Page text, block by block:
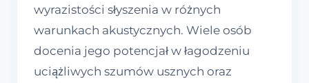
wyrazistości słyszenia w różnych
warunkach akustycznych. Wiele osób
docenia jego potencjał w łagodzeniu
uciążliwych szumów usznych oraz